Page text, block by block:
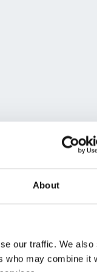
About
our traffic. We also
who may combine it